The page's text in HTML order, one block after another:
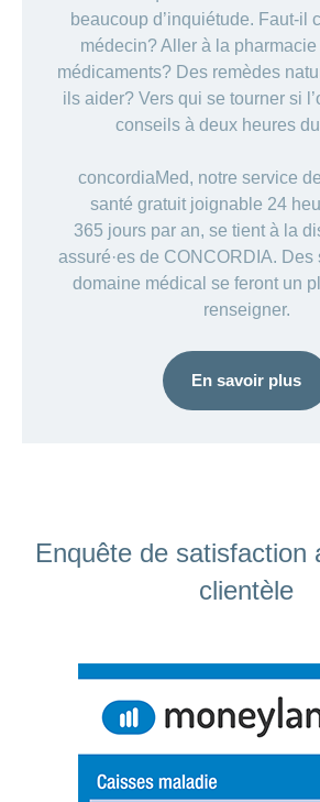
beaucoup d’inquiétude. Faut-il
médecin? Aller à la
médicaments? Des remèdes
ils aider? Vers qui se tourner si
conseils à deux heures
concordiaMed, notre service
santé gratuit joignable 24
365 jours par an, se tient à la
assuré·es de CONCORDIA. Des
domaine médical se feront un
renseigner.
En savoir plus
Enquête de satisfaction
clientèle